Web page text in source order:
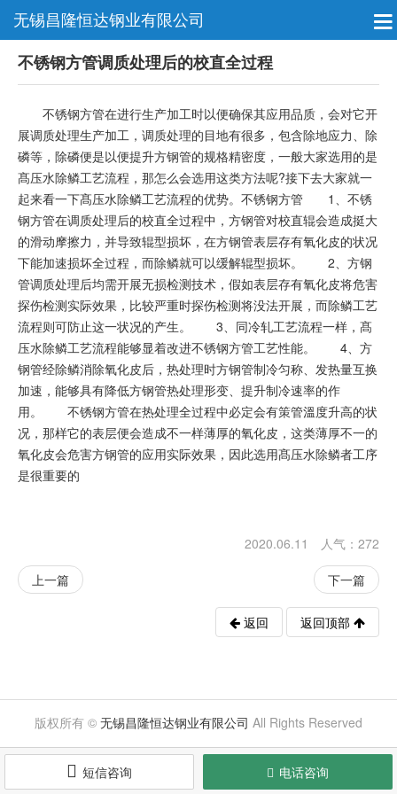
无锡昌隆恒达钢业有限公司
不锈钢方管调质处理后的校直全过程
不锈钢方管在进行生产加工时以便确保其应用品质，会对它开
展调质处理生产加工，调质处理的目地有很多，包含除地应力、除
磷等，除磷便是以便提升方钢管的规格精密度，一般大家选用的是
髙压水除鳞工艺流程，那怎么会选用这类方法呢?接下去大家就一
起来看一下髙压水除鳞工艺流程的优势。不锈钢方管 1、不锈
钢方管在调质处理后的校直全过程中，方钢管对校直辊会造成挺大
的滑动摩擦力，并导致辊型损坏，在方钢管表层存有氧化皮的状况
下能加速损坏全过程，而除鳞就可以缓解辊型损坏。 2、方钢
管调质处理后均需开展无损检测技术，假如表层存有氧化皮将危害
探伤检测实际效果，比较严重时探伤检测将没法开展，而除鳞工艺
流程则可防止这一状况的产生。 3、同冷轧工艺流程一样，髙
压水除鳞工艺流程能够显着改进不锈钢方管工艺性能。 4、方
钢管经除鳞消除氧化皮后，热处理时方钢管制冷匀称、发热量互换
加速，能够具有降低方钢管热处理形变、提升制冷速率的作
用。 不锈钢方管在热处理全过程中必定会有策管溫度升高的状
况，那样它的表层便会造成不一样薄厚的氧化皮，这类薄厚不一的
氧化皮会危害方钢管的应用实际效果，因此选用髙压水除鳞者工序
是很重要的
2020.06.11 人气： 272
上一篇 下一篇
返回 返回顶部
版权所有 © 无锡昌隆恒达钢业有限公司 All Rights Reserved
 短信咨询  电话咨询